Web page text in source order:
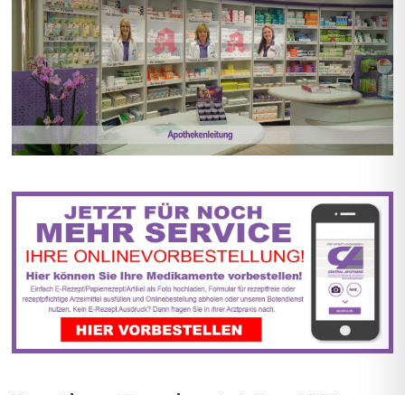
BIS ZU 55% RABATT AUF
REZEPTFREIE MEDIKAMENTE
5% TREUEBONUS MIT
KUNDENKARTE